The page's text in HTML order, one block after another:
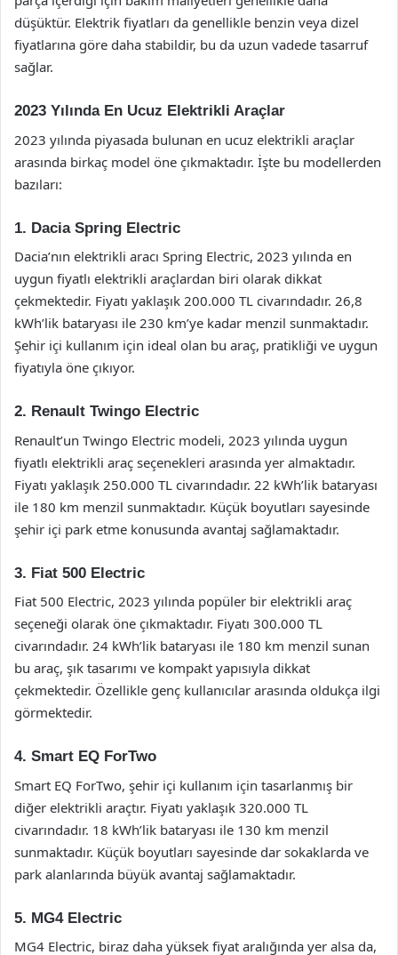
düşüktür. Elektrik fiyatları da genellikle benzin veya dizel
fiyatlarına göre daha stabildir, bu da uzun vadede tasarruf
sağlar.
2023 Yılında En Ucuz Elektrikli Araçlar
2023 yılında piyasada bulunan en ucuz elektrikli araçlar
arasında birkaç model öne çıkmaktadır. İşte bu modellerden
bazıları:
1. Dacia Spring Electric
Dacia’nın elektrikli aracı Spring Electric, 2023 yılında en
uygun fiyatlı elektrikli araçlardan biri olarak dikkat
çekmektedir. Fiyatı yaklaşık 200.000 TL civarındadır. 26,8
kWh’lik bataryası ile 230 km’ye kadar menzil sunmaktadır.
Şehir içi kullanım için ideal olan bu araç, pratikliği ve uygun
fiyatıyla öne çıkıyor.
2. Renault Twingo Electric
Renault’un Twingo Electric modeli, 2023 yılında uygun
fiyatlı elektrikli araç seçenekleri arasında yer almaktadır.
Fiyatı yaklaşık 250.000 TL civarındadır. 22 kWh’lik bataryası
ile 180 km menzil sunmaktadır. Küçük boyutları sayesinde
şehir içi park etme konusunda avantaj sağlamaktadır.
3. Fiat 500 Electric
Fiat 500 Electric, 2023 yılında popüler bir elektrikli araç
seçeneği olarak öne çıkmaktadır. Fiyatı 300.000 TL
civarındadır. 24 kWh’lik bataryası ile 180 km menzil sunan
bu araç, şık tasarımı ve kompakt yapısıyla dikkat
çekmektedir. Özellikle genç kullanıcılar arasında oldukça ilgi
görmektedir.
4. Smart EQ ForTwo
Smart EQ ForTwo, şehir içi kullanım için tasarlanmış bir
diğer elektrikli araçtır. Fiyatı yaklaşık 320.000 TL
civarındadır. 18 kWh’lik bataryası ile 130 km menzil
sunmaktadır. Küçük boyutları sayesinde dar sokaklarda ve
park alanlarında büyük avantaj sağlamaktadır.
5. MG4 Electric
MG4 Electric, biraz daha yüksek fiyat aralığında yer alsa da,